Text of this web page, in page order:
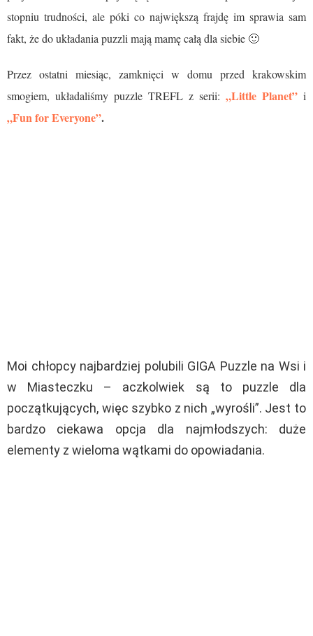
stopniu trudności, ale póki co największą frajdę im sprawia sam
fakt, że do układania puzzli mają mamę całą dla siebie 🙂
Przez ostatni miesiąc, zamknięci w domu przed krakowskim
smogiem, układaliśmy puzzle TREFL z serii: „Little Planet” i
„Fun for Everyone”.
Moi chłopcy najbardziej polubili GIGA Puzzle na Wsi i
w Miasteczku – aczkolwiek są to puzzle dla
początkujących, więc szybko z nich „wyrośli”. Jest to
bardzo ciekawa opcja dla najmłodszych: duże
elementy z wieloma wątkami do opowiadania.